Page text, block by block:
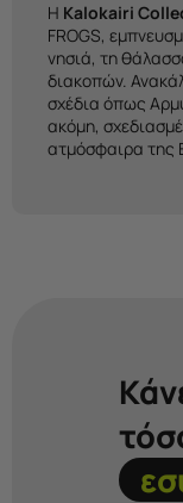
Η Kalokairi
FROGS,
νησιά, τη
διακοπών.
σχέδια όπως
ακόμη,
ατμόσφαιρα της